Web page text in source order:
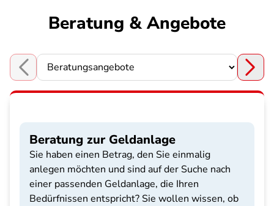
Beratung & Angebote
Choose a section
Beratung zur Geldanlage
Sie haben einen Betrag, den Sie einmalig
anlegen möchten und sind auf der Suche nach
einer passenden Geldanlage, die Ihren
Bedürfnissen entspricht? Sie wollen wissen, ob